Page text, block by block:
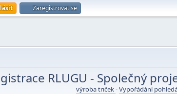
Zaregistrovat se
RLUGU - Společný
výroba triček-Vypořádání